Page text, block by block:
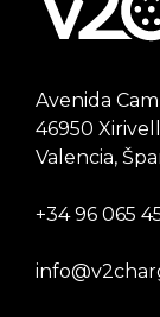
Avenida
46950
Valencia,
+34 96 065